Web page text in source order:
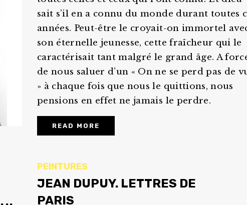
sait s’il en a connu du monde durant toutes
années. Peut-être le croyait-on immortel
son éternelle jeunesse, cette fraîcheur qui le
caractérisait tant malgré le grand âge. A
de nous saluer d’un « On ne se perd pas de
» à chaque fois que nous le quittions, nous
pensions en effet ne jamais le perdre.
READ MORE
PEINTURES
JEAN DUPUY. LETTRES DE
PARIS